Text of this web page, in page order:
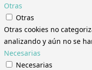
Otras
Otras
Otras cookies no
analizando y aún no se
Necesarias
Necesarias